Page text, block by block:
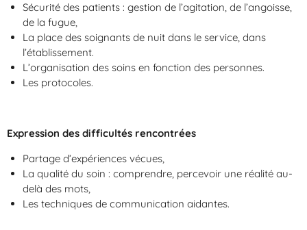
Sécurité des patients : gestion de l’agitation, de l’angoisse,
de la fugue,
La place des soignants de nuit dans le service, dans
l’établissement.
L’organisation des soins en fonction des personnes.
Les protocoles.
Expression des difficultés rencontrées
Partage d’expériences vécues,
La qualité du soin : comprendre, percevoir une réalité au-
delà des mots,
Les techniques de communication aidantes.